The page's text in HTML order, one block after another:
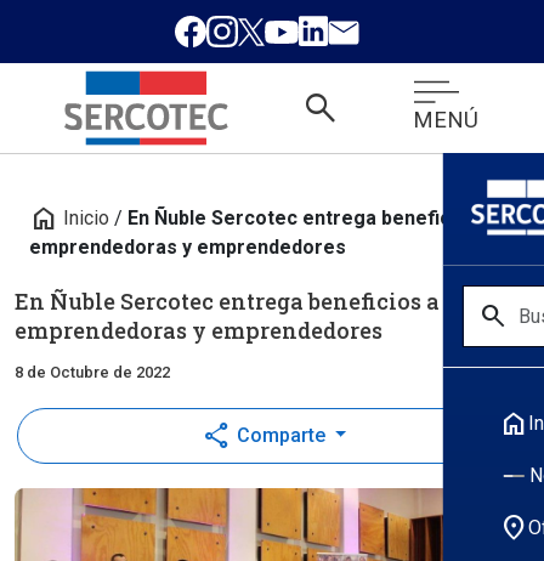
search MENÚ
search
home
location_on
home Inicio / En Ñuble Sercotec entrega beneficios a
emprendedoras y emprendedores
En Ñuble Sercotec entrega beneficios a
emprendedoras y emprendedores
8 de Octubre de 2022
share Comparte